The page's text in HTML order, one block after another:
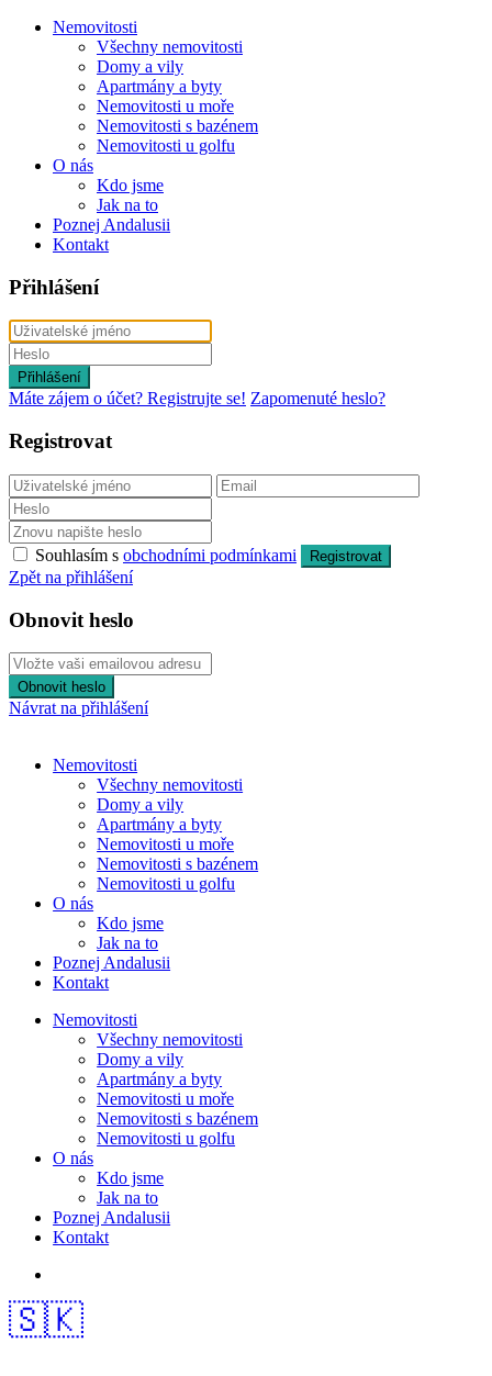
Nemovitosti
Všechny nemovitosti
Domy a vily
Apartmány a byty
Nemovitosti u moře
Nemovitosti s bazénem
Nemovitosti u golfu
O nás
Kdo jsme
Jak na to
Poznej Andalusii
Kontakt
Přihlášení
Přihlášení
Máte zájem o účet? Registrujte se! Zapomenuté heslo?
Registrovat
Souhlasím s obchodními podmínkami Registrovat
Zpět na přihlášení
Obnovit heslo
Obnovit heslo
Návrat na přihlášení
Nemovitosti
Všechny nemovitosti
Domy a vily
Apartmány a byty
Nemovitosti u moře
Nemovitosti s bazénem
Nemovitosti u golfu
O nás
Kdo jsme
Jak na to
Poznej Andalusii
Kontakt
Nemovitosti
Všechny nemovitosti
Domy a vily
Apartmány a byty
Nemovitosti u moře
Nemovitosti s bazénem
Nemovitosti u golfu
O nás
Kdo jsme
Jak na to
Poznej Andalusii
Kontakt
🇸🇰